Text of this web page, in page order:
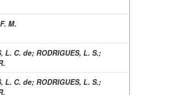
M.
L. C. de; RODRIGUES, L. S.;
L. C. de; RODRIGUES, L. S.;